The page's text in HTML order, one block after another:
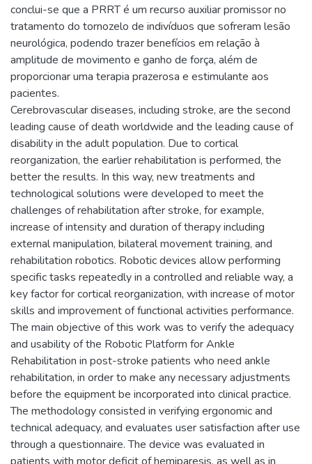
conclui-se que a PRRT é um recurso auxiliar promissor no
tratamento do tornozelo de indivíduos que sofreram lesão
neurológica, podendo trazer benefícios em relação à
amplitude de movimento e ganho de força, além de
proporcionar uma terapia prazerosa e estimulante aos
pacientes.
Cerebrovascular diseases, including stroke, are the second
leading cause of death worldwide and the leading cause of
disability in the adult population. Due to cortical
reorganization, the earlier rehabilitation is performed, the
better the results. In this way, new treatments and
technological solutions were developed to meet the
challenges of rehabilitation after stroke, for example,
increase of intensity and duration of therapy including
external manipulation, bilateral movement training, and
rehabilitation robotics. Robotic devices allow performing
specific tasks repeatedly in a controlled and reliable way, a
key factor for cortical reorganization, with increase of motor
skills and improvement of functional activities performance.
The main objective of this work was to verify the adequacy
and usability of the Robotic Platform for Ankle
Rehabilitation in post-stroke patients who need ankle
rehabilitation, in order to make any necessary adjustments
before the equipment be incorporated into clinical practice.
The methodology consisted in verifying ergonomic and
technical adequacy, and evaluates user satisfaction after use
through a questionnaire. The device was evaluated in